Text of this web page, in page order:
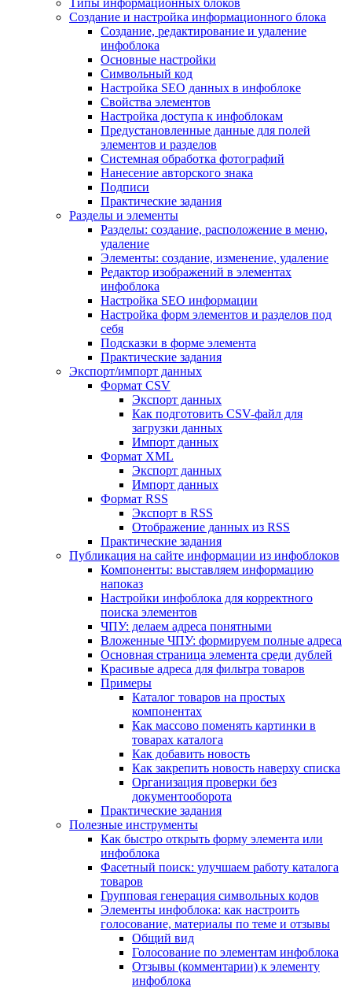
Типы информационных блоков
Создание и настройка информационного блока
Создание, редактирование и удаление
инфоблока
Основные настройки
Символьный код
Настройка SEO данных в инфоблоке
Свойства элементов
Настройка доступа к инфоблокам
Предустановленные данные для полей
элементов и разделов
Системная обработка фотографий
Нанесение авторского знака
Подписи
Практические задания
Разделы и элементы
Разделы: создание, расположение в меню,
удаление
Элементы: создание, изменение, удаление
Редактор изображений в элементах
инфоблока
Настройка SEO информации
Настройка форм элементов и разделов под
себя
Подсказки в форме элемента
Практические задания
Экспорт/импорт данных
Формат CSV
Экспорт данных
Как подготовить CSV-файл для
загрузки данных
Импорт данных
Формат XML
Экспорт данных
Импорт данных
Формат RSS
Экспорт в RSS
Отображение данных из RSS
Практические задания
Публикация на сайте информации из инфоблоков
Компоненты: выставляем информацию
напоказ
Настройки инфоблока для корректного
поиска элементов
ЧПУ: делаем адреса понятными
Вложенные ЧПУ: формируем полные адреса
Основная страница элемента среди дублей
Красивые адреса для фильтра товаров
Примеры
Каталог товаров на простых
компонентах
Как массово поменять картинки в
товарах каталога
Как добавить новость
Как закрепить новость наверху списка
Организация проверки без
документооборота
Практические задания
Полезные инструменты
Как быстро открыть форму элемента или
инфоблока
Фасетный поиск: улучшаем работу каталога
товаров
Групповая генерация символьных кодов
Элементы инфоблока: как настроить
голосование, материалы по теме и отзывы
Общий вид
Голосование по элементам инфоблока
Отзывы (комментарии) к элементу
инфоблока